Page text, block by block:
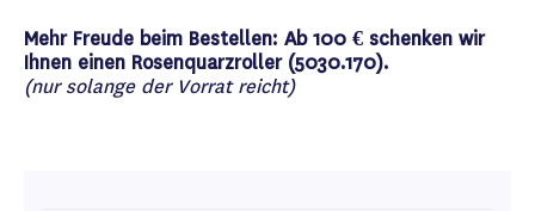
Mehr Freude beim Bestellen: Ab 100 € schenken wir
Ihnen einen Rosenquarzroller (5030.170).
(nur solange der Vorrat reicht)